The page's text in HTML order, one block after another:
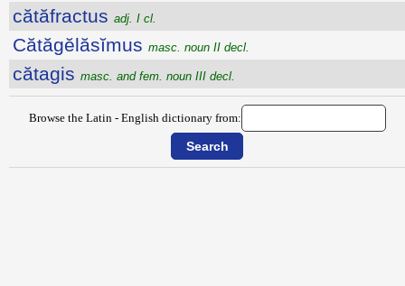
cătăfractus adj. I cl.
Cătăgĕlăsĭmus masc. noun II decl.
cătagis masc. and fem. noun III decl.
Browse the Latin - English dictionary from: